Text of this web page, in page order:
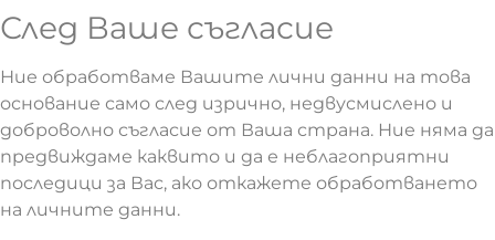
След Ваше съгласие
Ние обработваме Вашите лични данни на това
основание само след изрично, недвусмислено и
доброволно съгласие от Ваша страна. Ние няма да
предвиждаме каквито и да е неблагоприятни
последици за Вас, ако откажете обработването
на личните данни.